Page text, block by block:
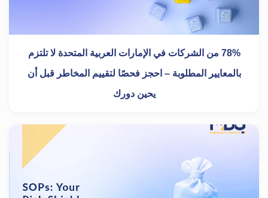
78% من الشركات في الإمارات العربية المتحدة لا تلتزم
بالمعايير المطلوبة – احجز فحصًا لتقييم المخاطر قبل أن
يحين دورك